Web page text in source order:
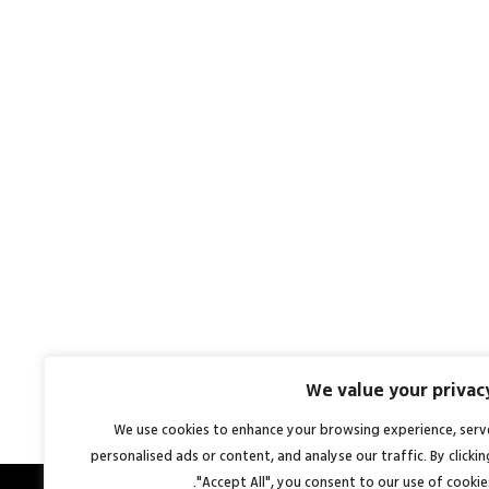
We value your
We use cookies to enhance your browsing experience,
personalised ads or content, and analyse our traffic. By
"Accept All", you consent to our use of